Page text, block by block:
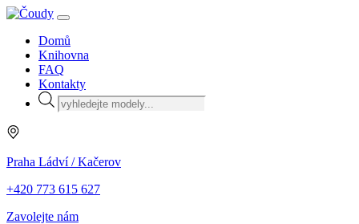
Domů
Knihovna
FAQ
Kontakty
Products
search
Praha Ládví / Kačerov
+420 773 615 627
Zavolejte nám